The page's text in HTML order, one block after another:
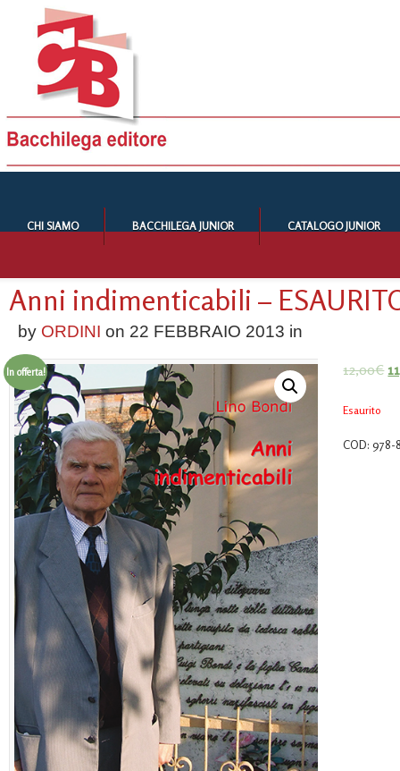
CHI SIAMO BACCHILEGA JUNIOR CATALOGO JUNIOR
Anni indimenticabili –
by ORDINI on 22 FEBBRAIO 2013 in
In offerta! 12,00€
Esaurito
COD:978-